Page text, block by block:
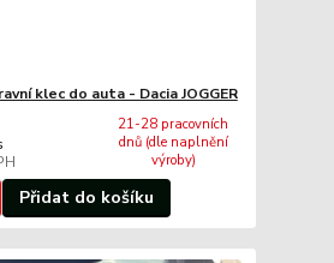
klec do auta - Dacia JOGGER
21-28 pracovních
dnů (dle naplnění
výroby)
Přidat do košíku